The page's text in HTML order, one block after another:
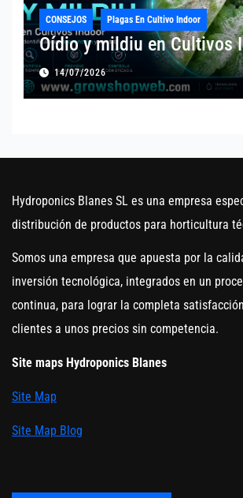
CONSEJOS Plagas En Cultivo Indoor
Oídio y mildiu en Cultivos
14/07/2026
Hydroponics Blanes SL es una empresa
distribución de productos para horticultura
Somos una empresa que apuesta por la
inversión tecnológica, integrados en un
continua, para lograr la completa
clientes a unos precios sin competencia.
Site maps Hydroponics Blanes
Site Map
Site Map Blog